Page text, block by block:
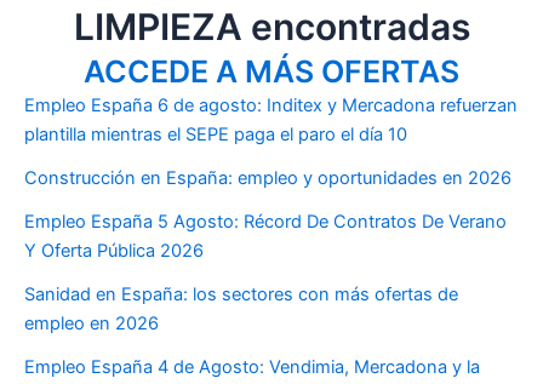
LIMPIEZA encontradas
ACCEDE A MÁS OFERTAS
Empleo España 6 de agosto: Inditex y Mercadona refuerzan
plantilla mientras el SEPE paga el paro el día 10
Construcción en España: empleo y oportunidades en 2026
Empleo España 5 Agosto: Récord De Contratos De Verano
Y Oferta Pública 2026
Sanidad en España: los sectores con más ofertas de
empleo en 2026
Empleo España 4 de Agosto: Vendimia, Mercadona y la